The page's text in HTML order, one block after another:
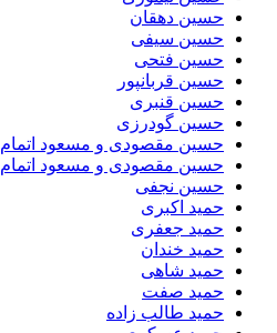
حسین دهقان
حسین سیفی
حسین فتحی
حسین قربانپور
حسین قنبری
حسین گودرزی
حسین مقصودى و مسعود اتمام
حسین مقصودی و مسعود اتمام
حسین نجفی
حمید اکبری
حمید جعفری
حمید خندان
حمید شاهی
حمید صفت
حمید طالب زاده